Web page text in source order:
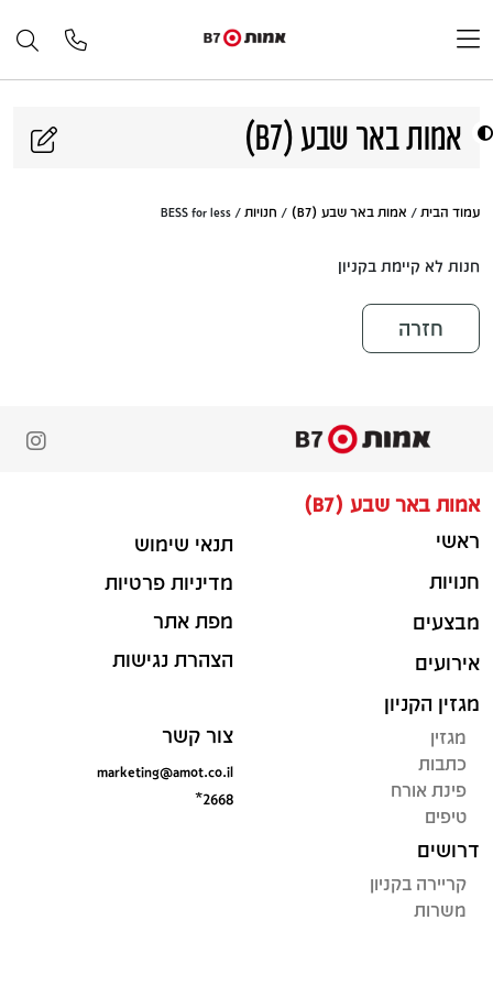
אמות באר שבע (B7)
עמוד הבית / אמות באר שבע (B7) / חנויות / BESS for less
חנות לא קיימת בקניון
חזרה
אמות באר שבע (B7)
ראשי
חנויות
מבצעים
אירועים
מגזין הקניון
מגזין
כתבות
פינת אורח
טיפים
דרושים
קריירה בקניון
משרות
תנאי שימוש
מדיניות פרטיות
מפת אתר
הצהרת נגישות
צור קשר
marketing@amot.co.il
*2668